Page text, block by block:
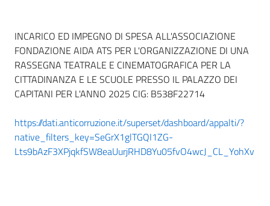
INCARICO ED IMPEGNO DI SPESA ALL'ASSOCIAZIONE
FONDAZIONE AIDA ATS PER L'ORGANIZZAZIONE DI UNA
RASSEGNA TEATRALE E CINEMATOGRAFICA PER LA
CITTADINANZA E LE SCUOLE PRESSO IL PALAZZO DEI
CAPITANI PER L'ANNO 2025 CIG: B538F22714
https://dati.anticorruzione.it/superset/dashboard/appalti/?
native_filters_key=SeGrX1glTGQI1ZG-
Lts9bAzF3XPjqkfSW8eaUurjRHD8Yu05fvO4wcJ_CL_YohXv